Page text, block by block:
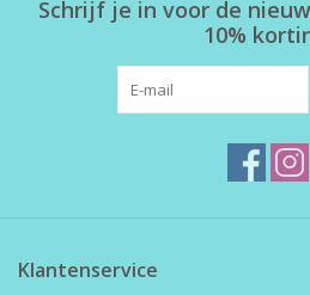
Herensokken
Schrijf je in voor de
10%
Klantenservice